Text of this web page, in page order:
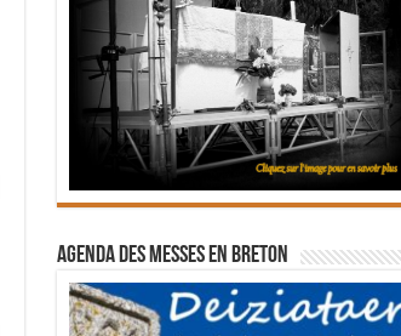
Agenda des messes en breton